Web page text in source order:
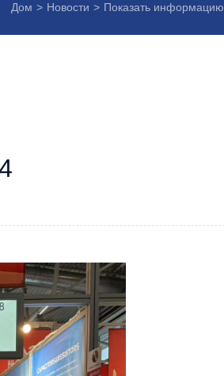
Дом > Новости > Показать информацию